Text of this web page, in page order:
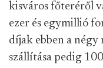
kisváros főteréről
ezer és egymillió
díjak ebben a négy
szállítása pedig